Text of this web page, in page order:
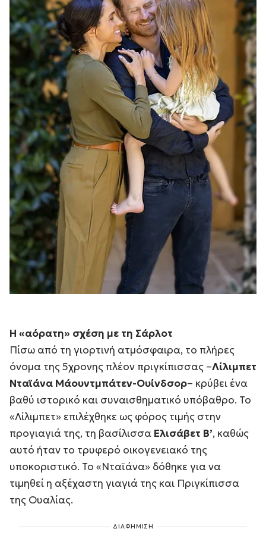
Η «αόρατη» σχέση με τη Σάρλοτ
Πίσω από τη γιορτινή ατμόσφαιρα, το πλήρες
όνομα της 5χρονης πλέον πριγκίπισσας –Λίλιμπετ
Νταϊάνα Μάουντμπάτεν-Ουίνδσορ– κρύβει ένα
βαθύ ιστορικό και συναισθηματικό υπόβαθρο. Το
«Λίλιμπετ» επιλέχθηκε ως φόρος τιμής στην
προγιαγιά της, τη βασίλισσα Ελισάβετ Β’, καθώς
αυτό ήταν το τρυφερό οικογενειακό της
υποκοριστικό. Το «Νταϊάνα» δόθηκε για να
τιμηθεί η αξέχαστη γιαγιά της και Πριγκίπισσα
της Ουαλίας.
ΔΙΑΦΗΜΙΣΗ